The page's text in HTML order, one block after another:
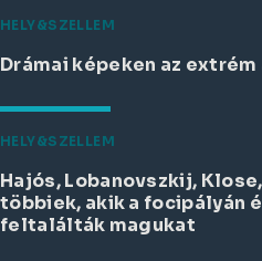
HELY&SZELLEM
Drámai képeken az
HELY&SZELLEM
Hajós, Lobanovszkij,
többiek, akik a focipályán
feltalálták magukat